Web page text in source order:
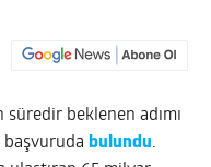
beklenen adımı
başvuruda bulundu.